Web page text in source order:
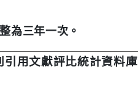
為三年一次。
引用文獻評比統計資料庫